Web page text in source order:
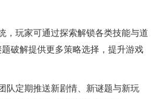
，玩家可通过探索解锁各类技能与道
破解提供更多策略选择，提升游戏
队定期推送新剧情、新谜题与新玩